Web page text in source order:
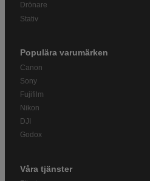
Drönare
Stativ
Populära varumärken
Canon
Sony
Fujifilm
Nikon
DJI
Godox
Våra tjänster